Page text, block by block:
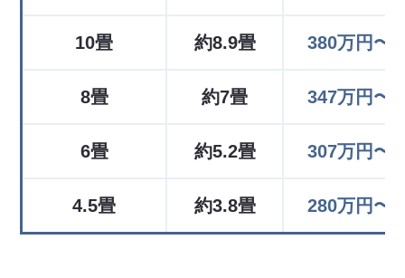
10畳 約8.9畳 380万円〜
8畳 約7畳 347万円〜
6畳 約5.2畳 307万円〜
4.5畳 約3.8畳 280万円〜